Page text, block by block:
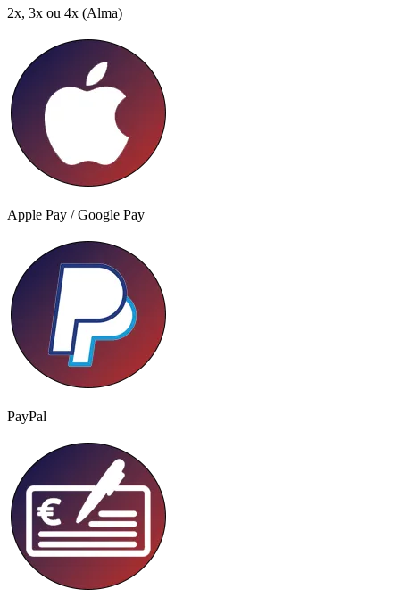
2x, 3x ou 4x (Alma)
Apple Pay / Google Pay
PayPal